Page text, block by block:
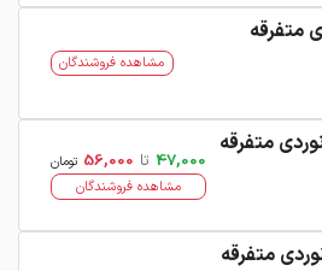
مشاهده فروشندگان
47,000 تا 56,000 تومان
مشاهده فروشندگان